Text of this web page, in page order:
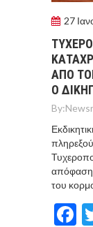
27
ΑΠΟ
Ο
By:
απόφαση
του